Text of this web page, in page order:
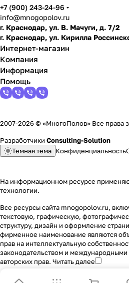
+7 (900) 243-24-96
info@mnogopolov.ru
г. Краснодар, ул. В. Мачуги, д. 7/2
г. Краснодар, ул. Кирилла
Интернет-магазин
Компания
Информация
Помощь
2007-2026 © «МногоПолов» Все права
Разработчики Consulting-Solution
Темная тема Конфиденциальность
На информационном ресурсе
технологии.
Все ресурсы сайта mnogopolov.ru,
текстовую, графическую,
структуру, дизайн и оформление
фирменное наименование являются
прав на интеллектуальную
законодательством и
авторских прав. Читать далее